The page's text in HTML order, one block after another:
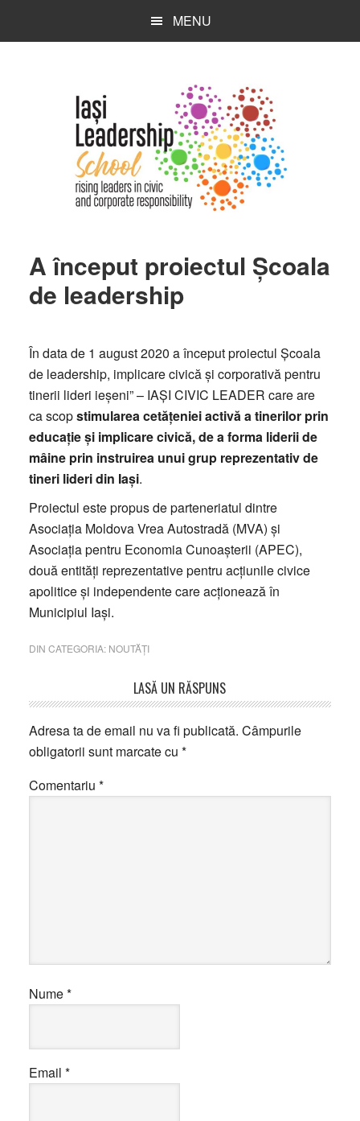
MENU
A început proiectul Școala
de leadership
În data de 1 august 2020 a început proiectul Școala
de leadership, implicare civică și corporativă pentru
tinerii lideri ieșeni” – IAȘI CIVIC LEADER care are
ca scopstimularea cetățeniei activă a tinerilor prin
educație şi implicare civică, de a forma liderii de
mâine prin instruirea unui grup reprezentativ de
tineri lideri din Iași.
Proiectul este propus de parteneriatul dintre
Asociația Moldova Vrea Autostradă (MVA) și
Asociația pentru Economia Cunoașterii (APEC),
două entități reprezentative pentru acțiunile civice
apolitice și independente care acționează în
Municipiul Iași.
DIN CATEGORIA: NOUTĂȚI
Interactions
LASĂ UN RĂSPUNS
Adresa ta de email nu va fi publicată. Câmpurile
obligatorii sunt marcate cu *
Comentariu *
Nume*
Email *